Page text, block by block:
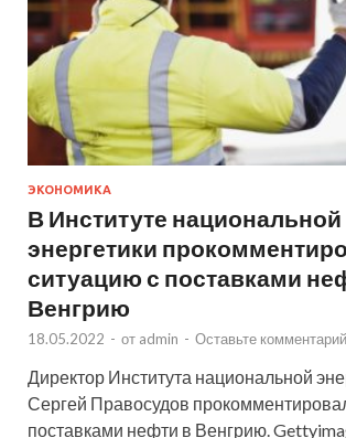
ЭКОНОМИКА
В Институте национальной
энергетики
ситуацию с поставками
Венгрию
18.05.2022 - от admin - Оставьте комментарий
Директор Института национальной
Сергей Правосудов
поставками нефти в Венгрию.